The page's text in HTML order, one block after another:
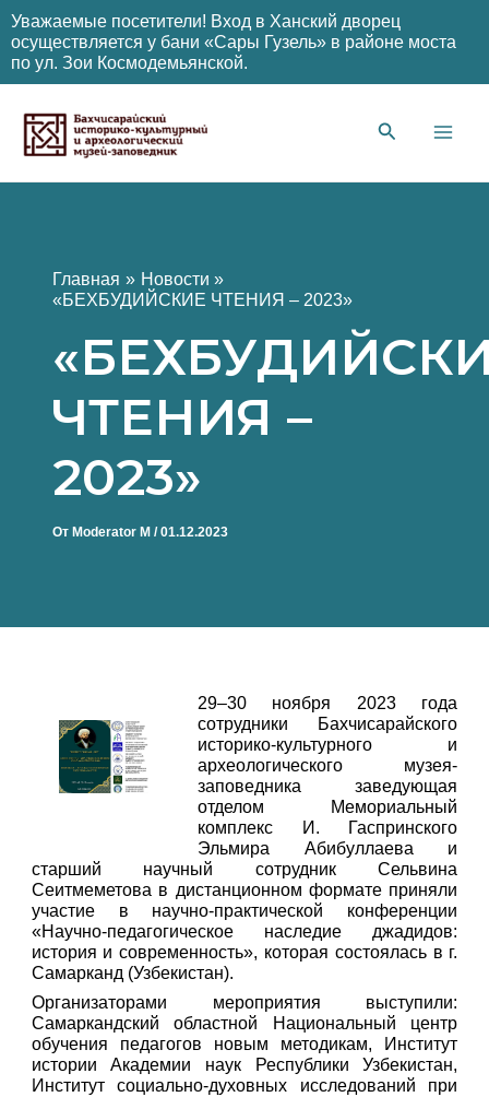
Уважаемые посетители! Вход в Ханский дворец
осуществляется у бани «Сары Гузель» в районе моста
по ул. Зои Космодемьянской.
содержимому
Главная
Новости
«БЕХБУДИЙСКИЕ ЧТЕНИЯ – 2023»
ЧТЕНИЯ –
2023»
От Moderator M /01.12.2023
29–30 ноября 2023 года
сотрудники Бахчисарайского
историко-культурного и
археологического музея-
заповедника заведующая
отделом Мемориальный
комплекс И. Гаспринского
Эльмира Абибуллаева и
старший научный сотрудник Сельвина
Сеитмеметова в дистанционном формате приняли
участие в научно-практической конференции
«Научно-педагогическое наследие джадидов:
история и современность», которая состоялась в г.
Самарканд (Узбекистан).
Организаторами мероприятия выступили:
Самаркандский областной Национальный центр
обучения педагогов новым методикам, Институт
истории Академии наук Республики Узбекистан,
Институт социально-духовных исследований при